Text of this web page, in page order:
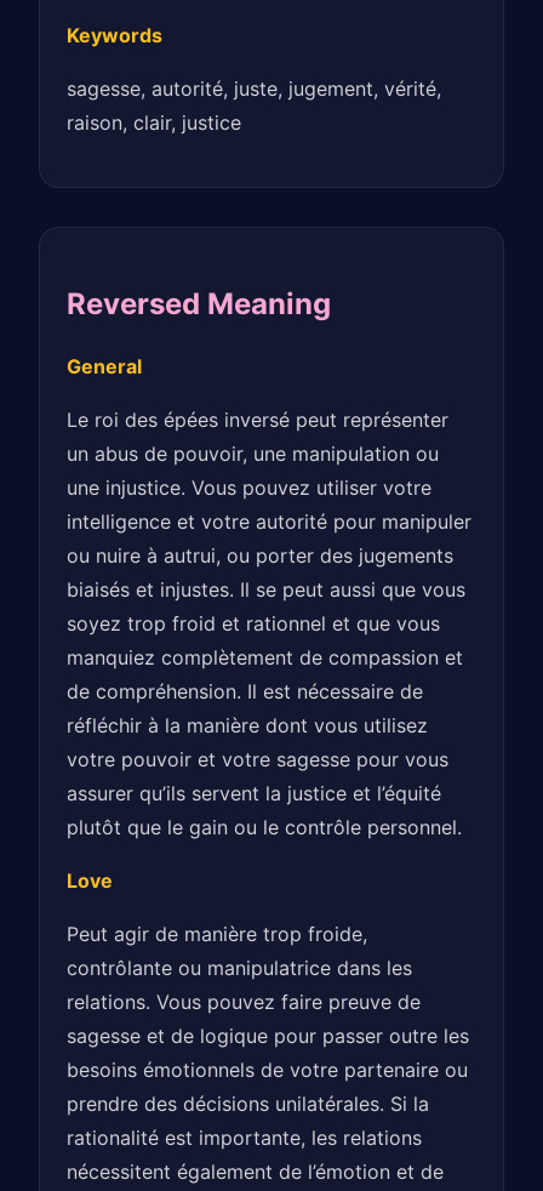
Keywords
sagesse, autorité, juste, jugement, vérité,
raison, clair, justice
Reversed Meaning
General
Le roi des épées inversé peut représenter
un abus de pouvoir, une manipulation ou
une injustice. Vous pouvez utiliser votre
intelligence et votre autorité pour manipuler
ou nuire à autrui, ou porter des jugements
biaisés et injustes. Il se peut aussi que vous
soyez trop froid et rationnel et que vous
manquiez complètement de compassion et
de compréhension. Il est nécessaire de
réfléchir à la manière dont vous utilisez
votre pouvoir et votre sagesse pour vous
assurer qu’ils servent la justice et l’équité
plutôt que le gain ou le contrôle personnel.
Love
Peut agir de manière trop froide,
contrôlante ou manipulatrice dans les
relations. Vous pouvez faire preuve de
sagesse et de logique pour passer outre les
besoins émotionnels de votre partenaire ou
prendre des décisions unilatérales. Si la
rationalité est importante, les relations
nécessitent également de l’émotion et de